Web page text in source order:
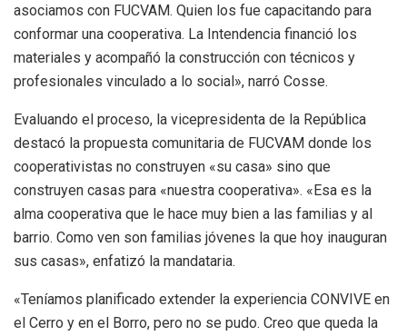
asociamos con FUCVAM. Quien los fue capacitando para
conformar una cooperativa. La Intendencia financió los
materiales y acompañó la construcción con técnicos y
profesionales vinculado a lo social», narró Cosse.
Evaluando el proceso, la vicepresidenta de la República
destacó la propuesta comunitaria de FUCVAM donde los
cooperativistas no construyen «su casa» sino que
construyen casas para «nuestra cooperativa». «Esa es la
alma cooperativa que le hace muy bien a las familias y al
barrio. Como ven son familias jóvenes la que hoy inauguran
sus casas», enfatizó la mandataria.
«Teníamos planificado extender la experiencia CONVIVE en
el Cerro y en el Borro, pero no se pudo. Creo que queda la